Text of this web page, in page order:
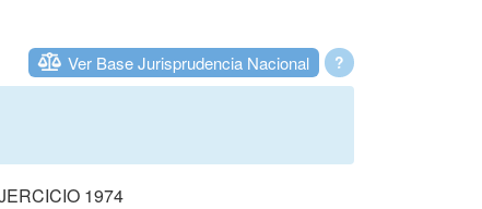
?
Ver Base Jurisprudencia Nacional
1974